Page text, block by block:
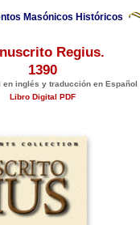
Masónicos Históricos
Regius.
1390
en inglés y traducción en Español
Libro Digital PDF